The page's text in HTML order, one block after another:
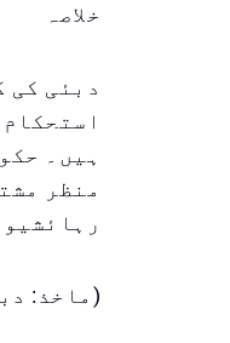
خلاصہ
دبئی کی
ہیں۔
منظر
(ماخذ: